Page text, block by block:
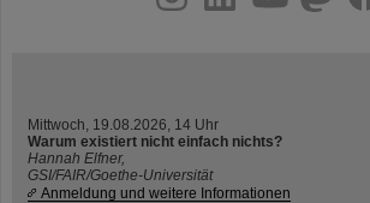
Mittwoch, 19.08.2026, 14 Uhr
Warum existiert nicht einfach nichts?
Hannah Elfner,
GSI/FAIR/Goethe-Universität
Anmeldung und weitere Informationen